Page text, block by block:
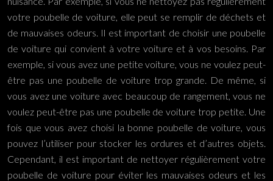
votre poubelle de voiture, elle peut se remplir de déchets et
de mauvaises odeurs. Il est important de choisir une poubelle
de voiture qui convient à votre voiture et à vos besoins. Par
exemple, si vous avez une petite voiture, vous ne voulez peut-
être pas une poubelle de voiture trop grande. De même, si
vous avez une voiture avec beaucoup de rangement, vous ne
voulez peut-être pas une poubelle de voiture trop petite. Une
fois que vous avez choisi la bonne poubelle de voiture, vous
pouvez l’utiliser pour stocker les ordures et d’autres objets.
Cependant, il est important de nettoyer régulièrement votre
poubelle de voiture pour éviter les mauvaises odeurs et les